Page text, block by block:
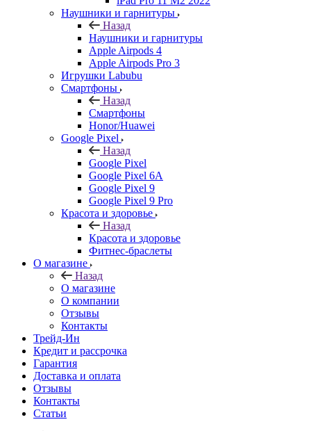
Наушники и гарнитуры
Назад
Наушники и гарнитуры
Apple Airpods 4
Apple Airpods Pro 3
Игрушки Labubu
Смартфоны
Назад
Смартфоны
Honor/Huawei
Google Pixel
Назад
Google Pixel
Google Pixel 6A
Google Pixel 9
Google Pixel 9 Pro
Красота и здоровье
Назад
Красота и здоровье
Фитнес-браслеты
О магазине
Назад
О магазине
О компании
Отзывы
Контакты
Трейд-Ин
Кредит и рассрочка
Гарантия
Доставка и оплата
Отзывы
Контакты
Статьи